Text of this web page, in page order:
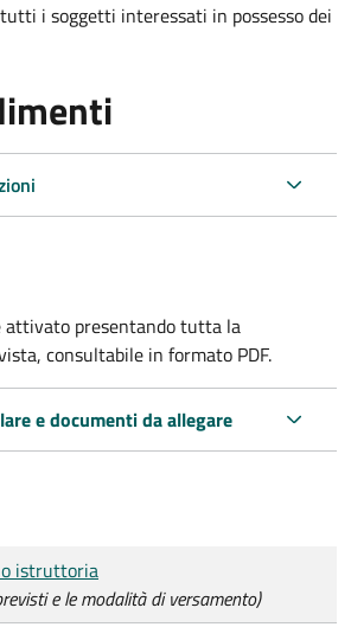
i soggetti interessati in possesso dei
attivato presentando tutta la
consultabile in formato PDF.
e documenti da allegare
istruttoria
e le modalità di versamento)